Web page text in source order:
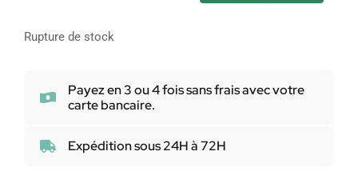
Rupture de stock
Payez en 3 ou 4 fois sans frais avec votre
carte bancaire.
Expédition sous 24H à 72H